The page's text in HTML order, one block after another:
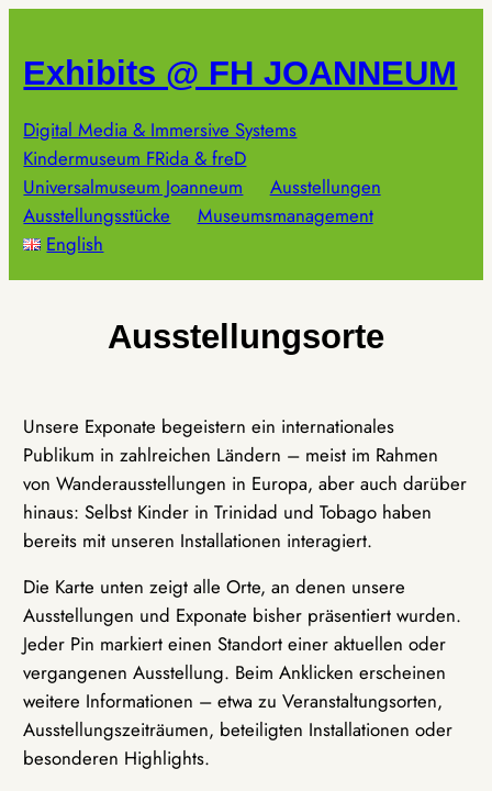
springen
Exhibits @ FH JOANNEUM
Digital Media & Immersive Systems
Kindermuseum FRida & freD
Universalmuseum Joanneum
Ausstellungen
Ausstellungsstücke
Museumsmanagement
English
Ausstellungsorte
Unsere Exponate begeistern ein internationales
Publikum in zahlreichen Ländern – meist im Rahmen
von Wanderausstellungen in Europa, aber auch darüber
hinaus: Selbst Kinder in Trinidad und Tobago haben
bereits mit unseren Installationen interagiert.
Die Karte unten zeigt alle Orte, an denen unsere
Ausstellungen und Exponate bisher präsentiert wurden.
Jeder Pin markiert einen Standort einer aktuellen oder
vergangenen Ausstellung. Beim Anklicken erscheinen
weitere Informationen – etwa zu Veranstaltungsorten,
Ausstellungszeiträumen, beteiligten Installationen oder
besonderen Highlights.